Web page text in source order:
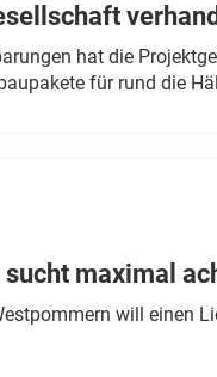
hat die
für rund die
maximal
will einen